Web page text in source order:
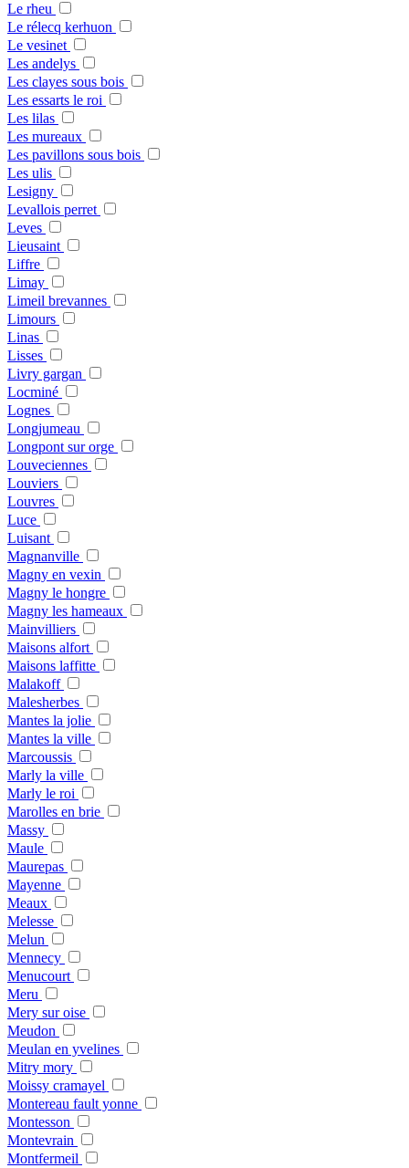
Le rheu
Le rélecq kerhuon
Le vesinet
Les andelys
Les clayes sous bois
Les essarts le roi
Les lilas
Les mureaux
Les pavillons sous bois
Les ulis
Lesigny
Levallois perret
Leves
Lieusaint
Liffre
Limay
Limeil brevannes
Limours
Linas
Lisses
Livry gargan
Locminé
Lognes
Longjumeau
Longpont sur orge
Louveciennes
Louviers
Louvres
Luce
Luisant
Magnanville
Magny en vexin
Magny le hongre
Magny les hameaux
Mainvilliers
Maisons alfort
Maisons laffitte
Malakoff
Malesherbes
Mantes la jolie
Mantes la ville
Marcoussis
Marly la ville
Marly le roi
Marolles en brie
Massy
Maule
Maurepas
Mayenne
Meaux
Melesse
Melun
Mennecy
Menucourt
Meru
Mery sur oise
Meudon
Meulan en yvelines
Mitry mory
Moissy cramayel
Montereau fault yonne
Montesson
Montevrain
Montfermeil